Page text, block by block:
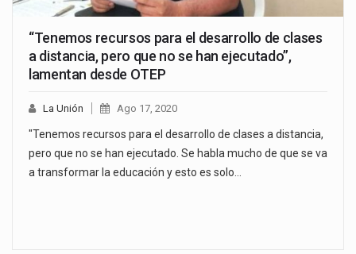
“Tenemos recursos para el desarrollo de clases
a distancia, pero que no se han ejecutado”,
lamentan desde OTEP
La Unión Ago 17, 2020
"Tenemos recursos para el desarrollo de clases a distancia,
pero que no se han ejecutado. Se habla mucho de que se va
a transformar la educación y esto es solo…